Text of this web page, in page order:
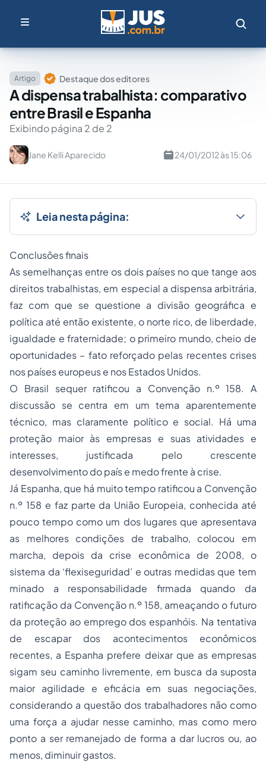
Artigo Destaque dos editores
A dispensa trabalhista: comparativo
entre Brasil e Espanha
Exibindo página 2 de 2
Jane Kelli Aparecido 24/01/2012 às 15:06
Leia nesta página:
Conclusões finais
As semelhanças entre os dois países no que tange aos
direitos trabalhistas, em especial a dispensa arbitrária,
faz com que se questione a divisão geográfica e
política até então existente, o norte rico, de liberdade,
igualdade e fraternidade; o primeiro mundo, cheio de
oportunidades – fato reforçado pelas recentes crises
nos países europeus e nos Estados Unidos.
O Brasil sequer ratificou a Convenção n.º 158. A
discussão se centra em um tema aparentemente
técnico, mas claramente político e social. Há uma
proteção maior às empresas e suas atividades e
interesses, justificada pelo crescente
desenvolvimento do país e medo frente à crise.
Já Espanha, que há muito tempo ratificou a Convenção
n.º 158 e faz parte da União Europeia, conhecida até
pouco tempo como um dos lugares que apresentava
as melhores condições de trabalho, colocou em
marcha, depois da crise econômica de 2008, o
sistema da ‘flexiseguridad’ e outras medidas que tem
minado a responsabilidade firmada quando da
ratificação da Convenção n.º 158, ameaçando o futuro
da proteção ao emprego dos espanhóis. Na tentativa
de escapar dos acontecimentos econômicos
recentes, a Espanha prefere deixar que as empresas
sigam seu caminho livremente, em busca da suposta
maior agilidade e eficácia em suas negociações,
considerando a questão dos trabalhadores não como
uma força a ajudar nesse caminho, mas como mero
ponto a ser remanejado de forma a dar lucros ou, ao
menos, diminuir gastos.